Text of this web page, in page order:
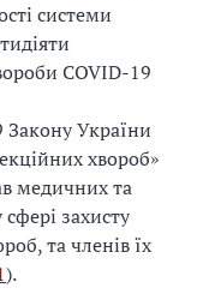
системи
COVID-19
Закону України
хвороб»
медичних та
захисту
та членів їх
).